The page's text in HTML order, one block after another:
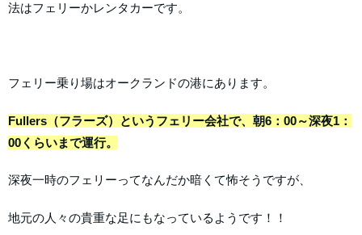
法はフェリーかレンタカーです。
フェリー乗り場はオークランドの港にあります。
Fullers（フラーズ）というフェリー会社で、朝6：00～深夜1：
00くらいまで運行。
深夜一時のフェリーってなんだか暗くて怖そうですが、
地元の人々の貴重な足にもなっているようです！！